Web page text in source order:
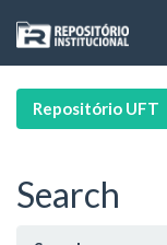
navigation
Repositório UFT
Search